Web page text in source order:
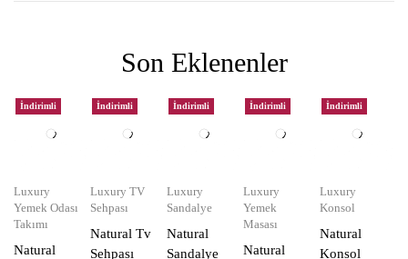
Son Eklenenler
İndirimli
Luxury
Yemek Odası
Takımı
Natural
İndirimli
Luxury TV
Sehpası
Natural Tv
Sehpası
İndirimli
Luxury
Sandalye
Natural
Sandalye
İndirimli
Luxury
Yemek
Masası
Natural
İndirimli
Luxury
Konsol
Natural
Konsol